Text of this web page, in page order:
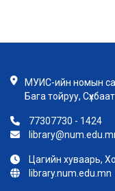
МУИС-ийн номын
Бага тойруу,
77307730 - 1424
Цагийн хуваарь,
library.num.edu.mn